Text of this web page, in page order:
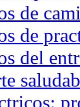
de
de
del